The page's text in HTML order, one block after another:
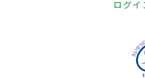
ログイ